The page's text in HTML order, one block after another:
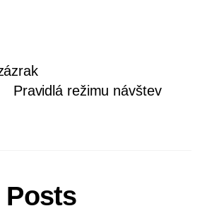
Pravidlá režimu návštev
Posts